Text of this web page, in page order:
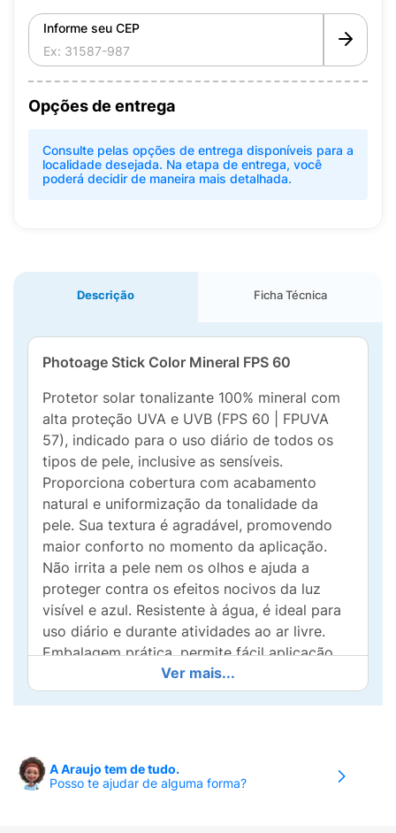
Informe seu CEP
Opções de entrega
Consulte pelas opções de entrega disponíveis para a
localidade desejada. Na etapa de entrega, você
poderá decidir de maneira mais detalhada.
Descrição Ficha Técnica
Photoage Stick Color Mineral FPS 60
Protetor solar tonalizante 100% mineral com
alta proteção UVA e UVB (FPS 60 | FPUVA
57), indicado para o uso diário de todos os
tipos de pele, inclusive as sensíveis.
Proporciona cobertura com acabamento
natural e uniformização da tonalidade da
pele. Sua textura é agradável, promovendo
maior conforto no momento da aplicação.
Não irrita a pele nem os olhos e ajuda a
proteger contra os efeitos nocivos da luz
visível e azul. Resistente à água, é ideal para
uso diário e durante atividades ao ar livre.
Embalagem prática, permite fácil aplicação.
Precisa de ajuda para escolher sua cor?
Protetor solar tonalizante 100% mineral com
alta proteção UVA e UVB (FPS 60 | FPUVA
Ver mais...
A Araujo tem de tudo.
Posso te ajudar de alguma forma?